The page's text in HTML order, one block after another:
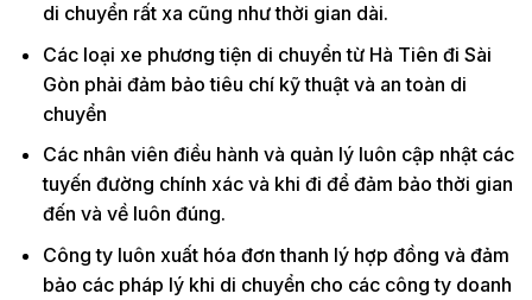
di chuyển rất xa cũng như thời gian dài.
Các loại xe phương tiện di chuyển từ Hà Tiên đi Sài
Gòn phải đảm bảo tiêu chí kỹ thuật và an toàn di
chuyển
Các nhân viên điều hành và quản lý luôn cập nhật các
tuyến đường chính xác và khi đi để đảm bảo thời gian
đến và về luôn đúng.
Công ty luôn xuất hóa đơn thanh lý hợp đồng và đảm
bảo các pháp lý khi di chuyển cho các công ty doanh